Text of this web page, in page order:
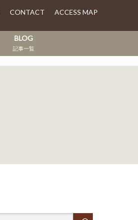
CONTACT ACCESS MAP
BLOG
記事一覧